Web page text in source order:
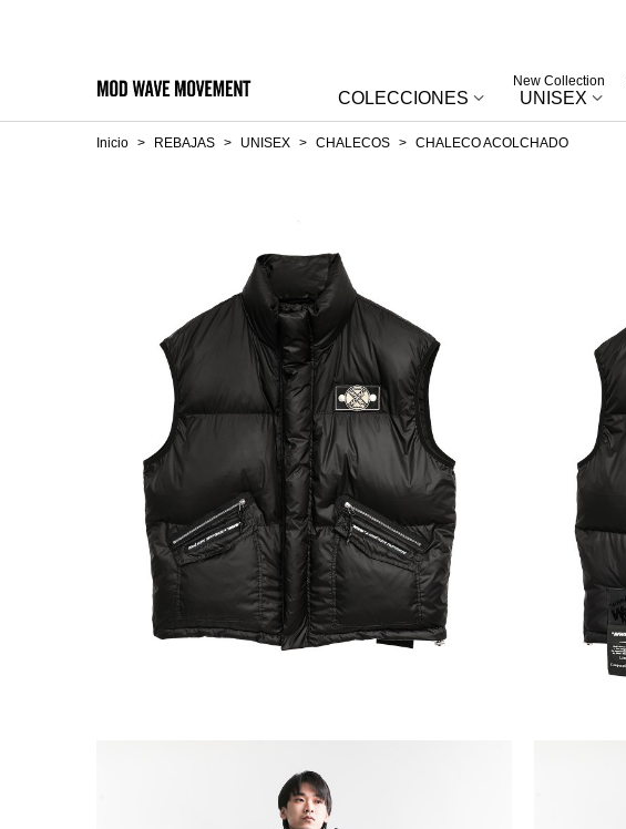
COLECCIONES UNISEX
New Collection
Inicio > REBAJAS > UNISEX > CHALECOS > CHALECO ACOLCHADO